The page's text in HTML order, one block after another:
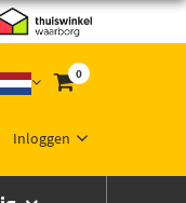
0
Inloggen